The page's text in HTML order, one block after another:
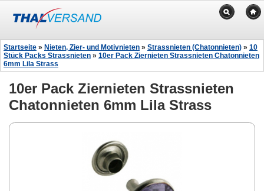
Startseite » Nieten, Zier- und Motivnieten » Strassnieten (Chatonnieten) » 10
Stück Packs Strassnieten » 10er Pack Ziernieten Strassnieten Chatonnieten
6mm Lila Strass
10er Pack Ziernieten Strassnieten
Chatonnieten 6mm Lila Strass